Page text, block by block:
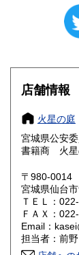
大阪府
奈良県
鳥取県
岡山県
山口県
香川県
店舗情報
火星の庭
宮城県公安
書籍商 火星
〒980-0014
宮城県仙台
ＴＥＬ：
ＦＡＸ：
Email：
担当者：前